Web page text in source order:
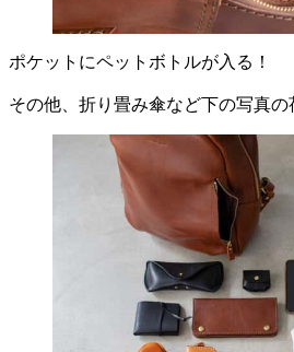
ポケットにペットボトルが入る！
その他、折り畳み傘など下の写真の